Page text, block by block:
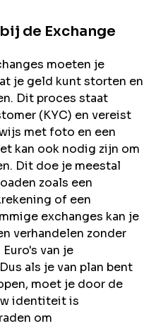
de Exchange
moeten je
je geld kunt storten en
Dit proces staat
(KYC) en vereist
met foto en een
kan ook nodig zijn om
Dit doe je meestal
zoals een
of een
exchanges kan je
verhandelen zonder
Euro's van je
als je van plan bent
moet je door de
identiteit is
om